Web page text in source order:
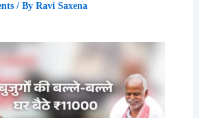
/ By Ravi Saxena